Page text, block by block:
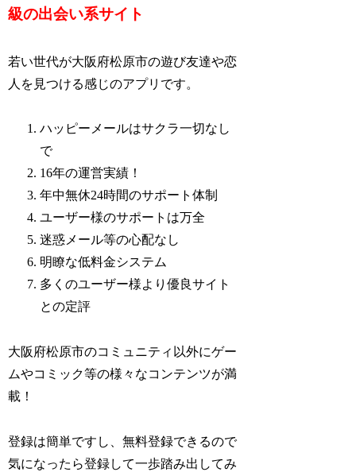
級の出会い系サイト
若い世代が大阪府松原市の遊び友達や恋
人を見つける感じのアプリです。
ハッピーメールはサクラ一切なし
で
16年の運営実績！
年中無休24時間のサポート体制
ユーザー様のサポートは万全
迷惑メール等の心配なし
明瞭な低料金システム
多くのユーザー様より優良サイト
との定評
大阪府松原市のコミュニティ以外にゲー
ムやコミック等の様々なコンテンツが満
載！
登録は簡単ですし、無料登録できるので
気になったら登録して一歩踏み出してみ